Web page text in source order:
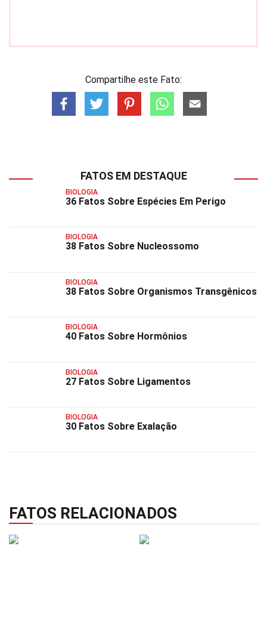
Compartilhe este Fato:
FATOS EM DESTAQUE
BIOLOGIA
36 Fatos Sobre Espécies Em Perigo
BIOLOGIA
38 Fatos Sobre Nucleossomo
BIOLOGIA
38 Fatos Sobre Organismos Transgênicos
BIOLOGIA
40 Fatos Sobre Hormônios
BIOLOGIA
27 Fatos Sobre Ligamentos
BIOLOGIA
30 Fatos Sobre Exalação
FATOS RELACIONADOS